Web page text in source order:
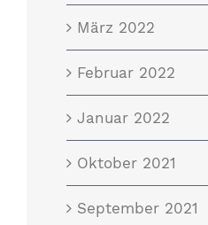
März 2022
Februar 2022
Januar 2022
Oktober 2021
September 2021